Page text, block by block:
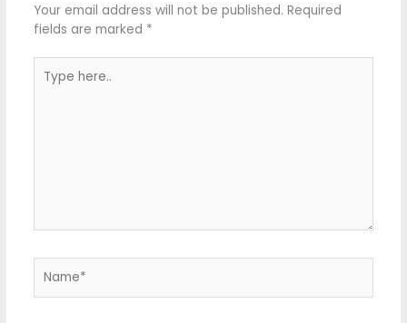
Your email address will not be published. Required
fields are marked *
here..